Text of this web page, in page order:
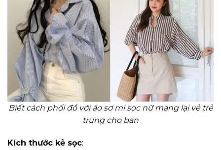
Biết cách phối đồ với áo sơ mi sọc nữ mang lại vẻ trẻ
trung cho bạn
Kích thước kẻ sọc: